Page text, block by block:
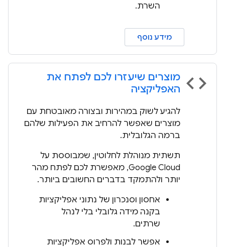
השרת.
מידע נוסף
code מוצרים שיעזרו לכם לפתח את
האפליקציה
להגיע לשוק במהירות ובצורה מאובטחת עם
מוצרים שאפשר להרחיב את הפעילות שלהם
ברמה הגלובלית.
תשתית מנוהלת לחלוטין, שמבוססת על
Google Cloud, מאפשרת לכם לפתח מהר
יותר ולהתמקד בדברים החשובים ביותר.
אחסון וסנכרון של נתוני אפליקציות
בקנה מידה גלובלי בלי לנהל
שרתים.
אפשר לבנות ולפרוס אפליקציות